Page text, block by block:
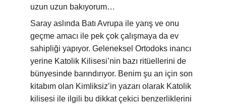
uzun uzun bakıyorum…
Saray aslında Batı Avrupa ile yarış ve onu
geçme amacı ile pek çok çalışmaya da ev
sahipliği yapıyor. Geleneksel Ortodoks inancı
yerine Katolik Kilisesi’nin bazı ritüellerini de
bünyesinde barındırıyor. Benim şu an için son
kitabım olan Kimliksiz’in yazarı olarak Katolik
kilisesi ile ilgili bu dikkat çekici benzerliklerini